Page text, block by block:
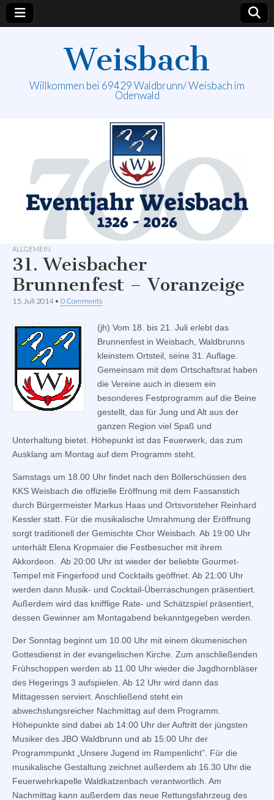
Weisbach
Willkommen bei 69429 Waldbrunn/ Weisbach im
Odenwald
ALLGEMEIN
31. Weisbacher
Brunnenfest – Voranzeige
15. Juli 2014• 0 Comments
(jh) Vom 18. bis 21. Juli erlebt das
Brunnenfest in Weisbach, Waldbrunns
kleinstem Ortsteil, seine 31. Auflage.
Gemeinsam mit dem Ortschaftsrat haben
die Vereine auch in diesem ein
besonderes Festprogramm auf die Beine
gestellt, das für Jung und Alt aus der
ganzen Region viel Spaß und
Unterhaltung bietet. Höhepunkt ist das Feuerwerk, das zum
Ausklang am Montag auf dem Programm steht.
Samstags um 18.00 Uhr findet nach den Böllerschüssen des
KKS Weisbach die offizielle Eröffnung mit dem Fassanstich
durch Bürgermeister Markus Haas und Ortsvorsteher Reinhard
Kessler statt. Für die musikalische Umrahmung der Eröffnung
sorgt traditionell der Gemischte Chor Weisbach. Ab 19:00 Uhr
unterhält Elena Kropmaier die Festbesucher mit ihrem
Akkordeon. Ab 20:00 Uhr ist wieder der beliebte Gourmet-
Tempel mit Fingerfood und Cocktails geöffnet. Ab 21:00 Uhr
werden dann Musik- und Cocktail-Überraschungen präsentiert.
Außerdem wird das knifflige Rate- und Schätzspiel präsentiert,
dessen Gewinner am Montagabend bekanntgegeben werden.
Der Sonntag beginnt um 10.00 Uhr mit einem ökumenischen
Gottesdienst in der evangelischen Kirche. Zum anschließenden
Frühschoppen werden ab 11.00 Uhr wieder die Jagdhornbläser
des Hegerings 3 aufspielen. Ab 12 Uhr wird dann das
Mittagessen serviert. Anschließend steht ein
abwechslungsreicher Nachmittag auf dem Programm.
Höhepunkte sind dabei ab 14:00 Uhr der Auftritt der jüngsten
Musiker des JBO Waldbrunn und ab 15:00 Uhr der
Programmpunkt „Unsere Jugend im Rampenlicht”. Für die
musikalische Gestaltung zeichnet außerdem ab 16.30 Uhr die
Feuerwehrkapelle Waldkatzenbach verantwortlich. Am
Nachmittag kann außerdem das neue Rettungsfahrzeug des